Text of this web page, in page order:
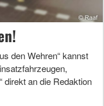
den Wehren“ kannst
direkt an die Redaktion